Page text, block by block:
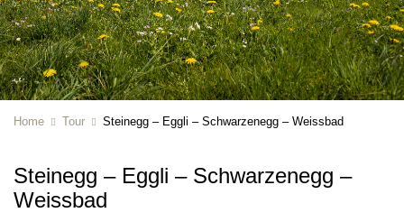
Home Tour Steinegg – Eggli – Schwarzenegg – Weissbad
Steinegg – Eggli – Schwarzenegg –
Weissbad